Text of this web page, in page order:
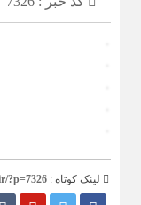
لینک کوتاه : ?p=7326